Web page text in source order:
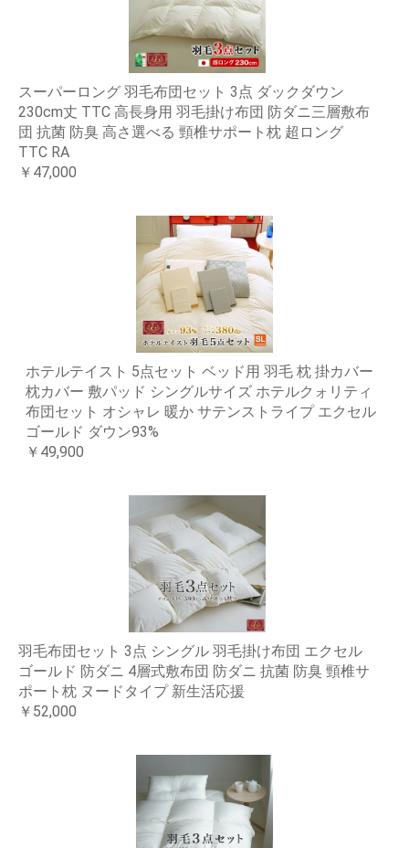
スーパーロング 羽毛布団セット 3点 ダックダウン
230cm丈 TTC 高長身用 羽毛掛け布団 防ダニ三層敷布
団 抗菌 防臭 高さ選べる 頸椎サポート枕 超ロング
TTC RA
￥47,000
ホテルテイスト 5点セット ベッド用 羽毛 枕 掛カバー
枕カバー 敷パッド シングルサイズ ホテルクォリティ
布団セット オシャレ 暖か サテンストライプ エクセル
ゴールド ダウン93%
￥49,900
羽毛布団セット 3点 シングル 羽毛掛け布団 エクセル
ゴールド 防ダニ 4層式敷布団 防ダニ 抗菌 防臭 頸椎サ
ポート枕 ヌードタイプ 新生活応援
￥52,000